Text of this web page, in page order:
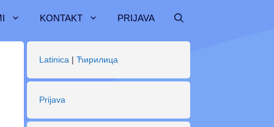
KONTAKT PRIJAVA
Latinica | Ћирилица
Prijava